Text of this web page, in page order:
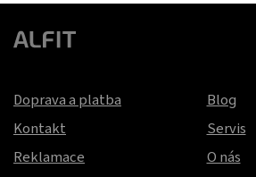
Doprava a platba
Kontakt
Reklamace
Blog
Servis
O nás